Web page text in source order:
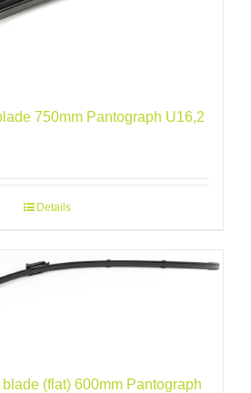
750mm Pantograph U16,2
Details
(flat) 600mm Pantograph